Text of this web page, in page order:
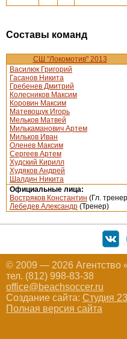
Составы команд
СШ "Локомотив" 2013
Василюк Григорий
Гасанов Никита
Гребенев Дмитрий
Колесников Максим
Коровин Максим
Матевощук Игорь
Мельков Матвей
Милькаманович Артем
Мильков Иван
Оленев Максим
Сергеев Артем
Худский Кирилл
Худяков Андрей
Шалдин Никита
Официальные лица:
Востряков Константин (Гл.
Лебедев Александр (Тренер)
© 2009 — 2026 Агентство
тел. (812) 998-83-38
office@beachsoccer.ru
Создание сайта: Студия
Полная версия сайта